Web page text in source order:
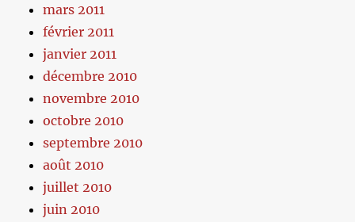
mars 2011
février 2011
janvier 2011
décembre 2010
novembre 2010
octobre 2010
septembre 2010
août 2010
juillet 2010
juin 2010